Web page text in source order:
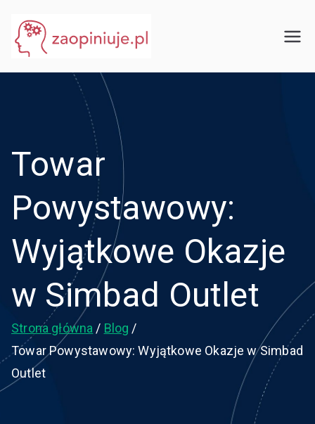
treści
Towar
Powystawowy:
Wyjątkowe Okazje
w Simbad Outlet
Strona główna
Blog
Towar Powystawowy: Wyjątkowe Okazje w Simbad
Outlet